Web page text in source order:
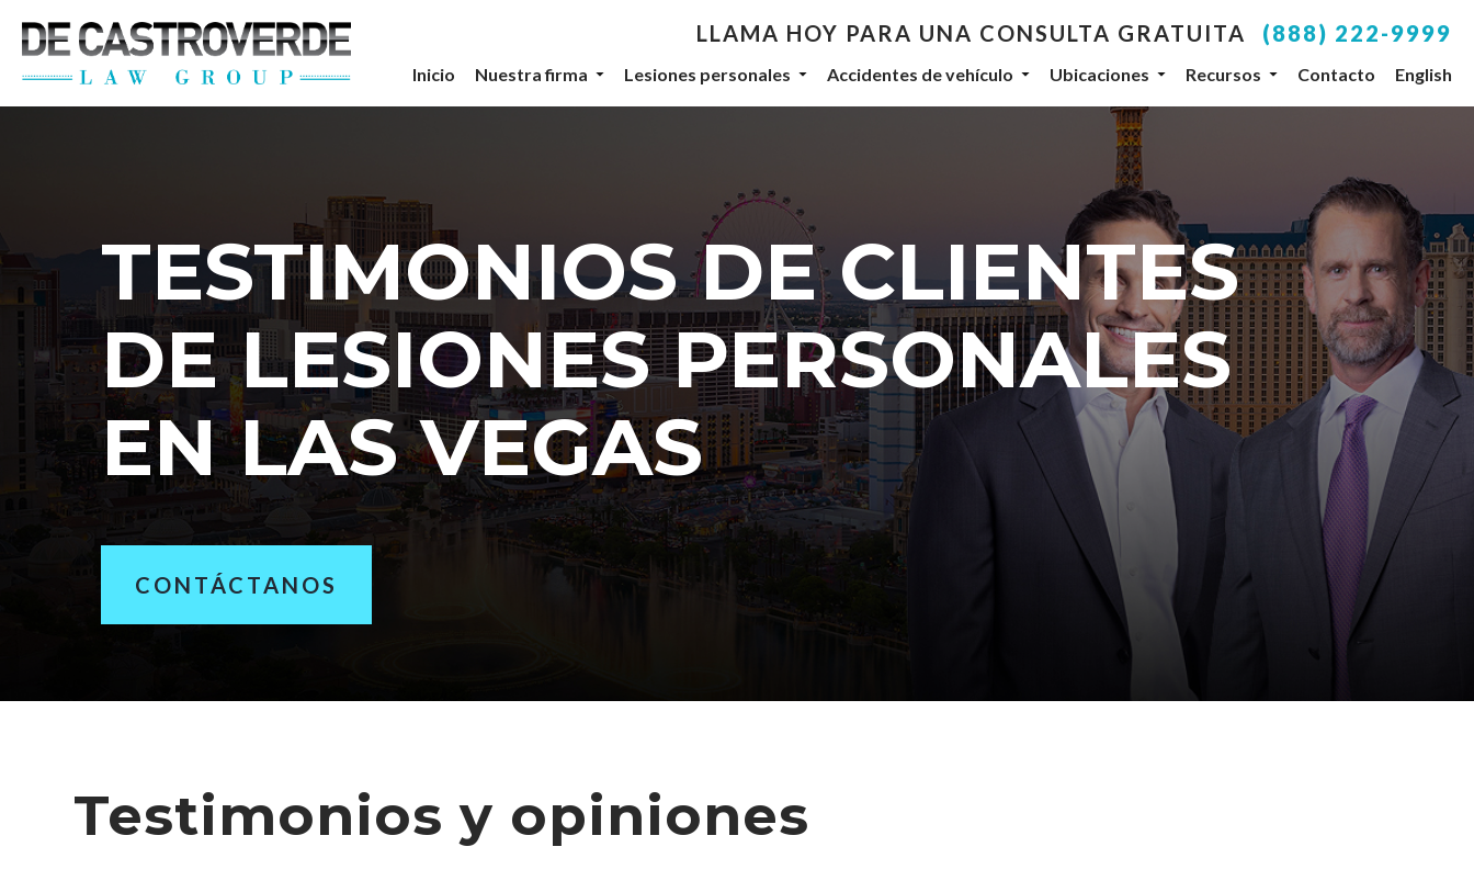
LLAMA HOY PARA UNA CONSULTA GRATUITA (888) 222-9999
Inicio Nuestra firma Lesiones personales Accidentes de vehículo Ubicaciones Recursos Contacto English
TESTIMONIOS DE CLIENTES
DE LESIONES PERSONALES
EN LAS VEGAS
CONTÁCTANOS
Testimonios y opiniones